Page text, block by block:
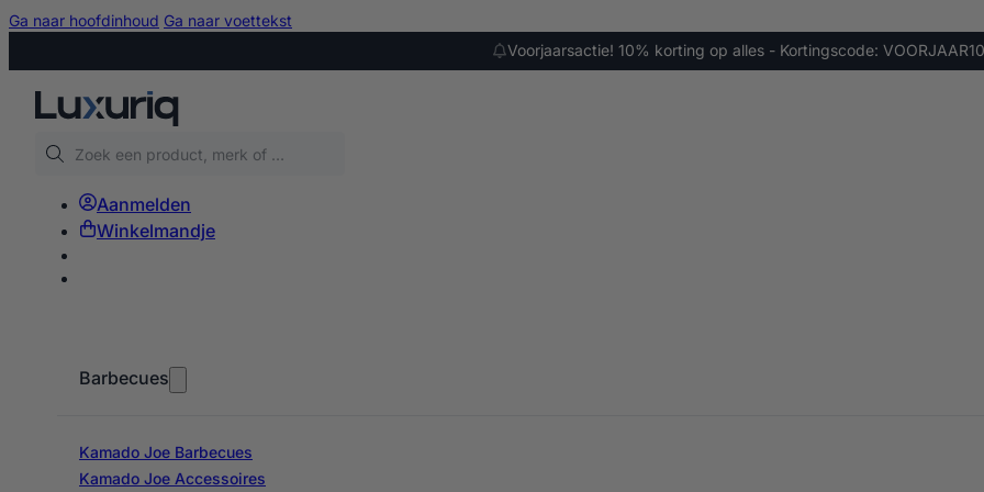
Ga naar hoofdinhoud Ga naar voettekst
Voorjaarsactie! 10% korting op alles - Kortingscode: VOORJAAR10
Zoeken
Aanmelden
Winkelmandje
Barbecues
Kamado Joe Barbecues
Kamado Joe Accessoires